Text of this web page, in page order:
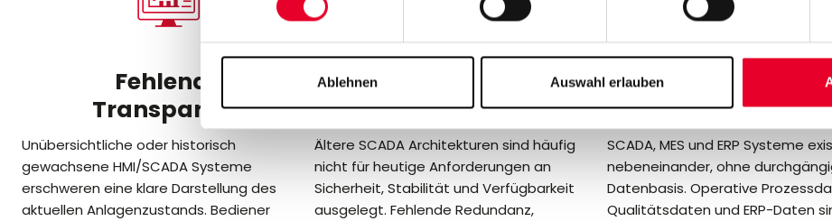
Ablehnen Auswahl erlauben
Fehlende
Transparenz
Unübersichtliche oder historisch
gewachsene HMI/SCADA Systeme
erschweren eine klare Darstellung des
aktuellen Anlagenzustands. Bediener
Risiko
Ältere SCADA Architekturen sind häufig
nicht für heutige Anforderungen an
Sicherheit, Stabilität und Verfügbarkeit
ausgelegt. Fehlende Redundanz,
Integration
SCADA, MES und ERP Systeme
nebeneinander, ohne
Datenbasis. Operative
Qualitätsdaten und ERP-Daten